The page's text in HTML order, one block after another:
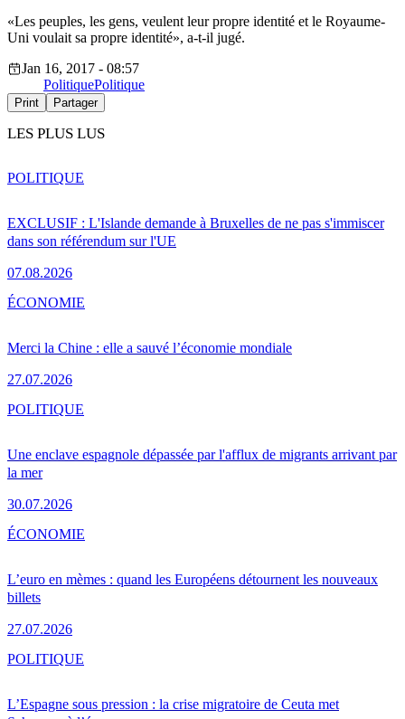
«Les peuples, les gens, veulent leur propre identité et le Royaume-
Uni voulait sa propre identité», a-t-il jugé.
Jan 16, 2017 - 08:57
PolitiquePolitique
Print Partager
LES PLUS LUS
EXCLUSIF : L'Islande demande à Bruxelles de ne pas s'immiscer
dans son référendum sur l'UE
07.08.2026
POLITIQUE
Merci la Chine : elle a sauvé l’économie mondiale
27.07.2026
ÉCONOMIE
Une enclave espagnole dépassée par l'afflux de migrants arrivant par
la mer
30.07.2026
POLITIQUE
L’euro en mèmes : quand les Européens détournent les nouveaux
billets
27.07.2026
ÉCONOMIE
L’Espagne sous pression : la crise migratoire de Ceuta met
POLITIQUE